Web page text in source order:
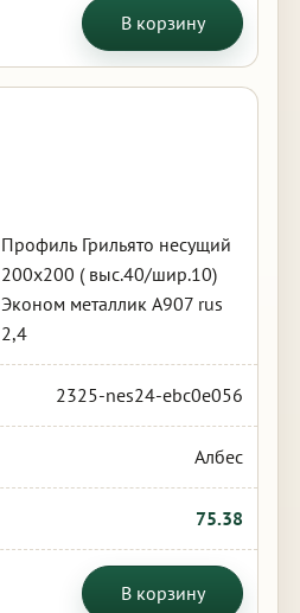
В корзину
Профиль Грильято несущий
200х200 ( выс.40/шир.10)
Эконом металлик А907 rus
2,4
2325-nes24-ebc0e056
Албес
75.38
В корзину